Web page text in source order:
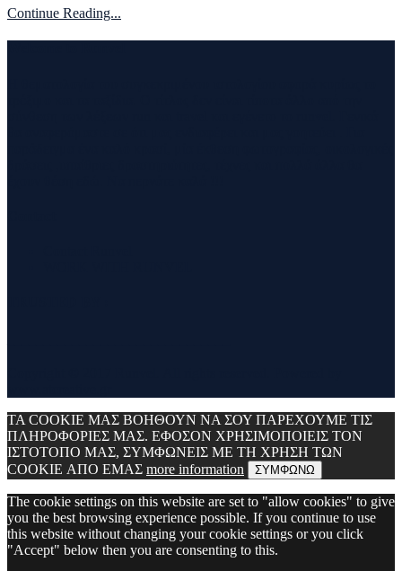
Continue Reading...
ΤΑ COOKIE ΜΑΣ ΒΟΗΘΟΥΝ ΝΑ ΣΟΥ ΠΑΡΕΧΟΥΜΕ ΤΙΣ
ΠΛΗΡΟΦΟΡΙΕΣ ΜΑΣ. ΕΦΟΣΟΝ ΧΡΗΣΙΜΟΠΟΙΕΙΣ ΤΟΝ
ΙΣΤΟΤΟΠΟ ΜΑΣ, ΣΥΜΦΩΝΕΙΣ ΜΕ ΤΗ ΧΡΗΣΗ ΤΩΝ
COOKIE ΑΠΟ ΕΜΑΣ more information ΣΥΜΦΩΝΩ
The cookie settings on this website are set to "allow cookies" to give
you the best browsing experience possible. If you continue to use
this website without changing your cookie settings or you click
"Accept" below then you are consenting to this.